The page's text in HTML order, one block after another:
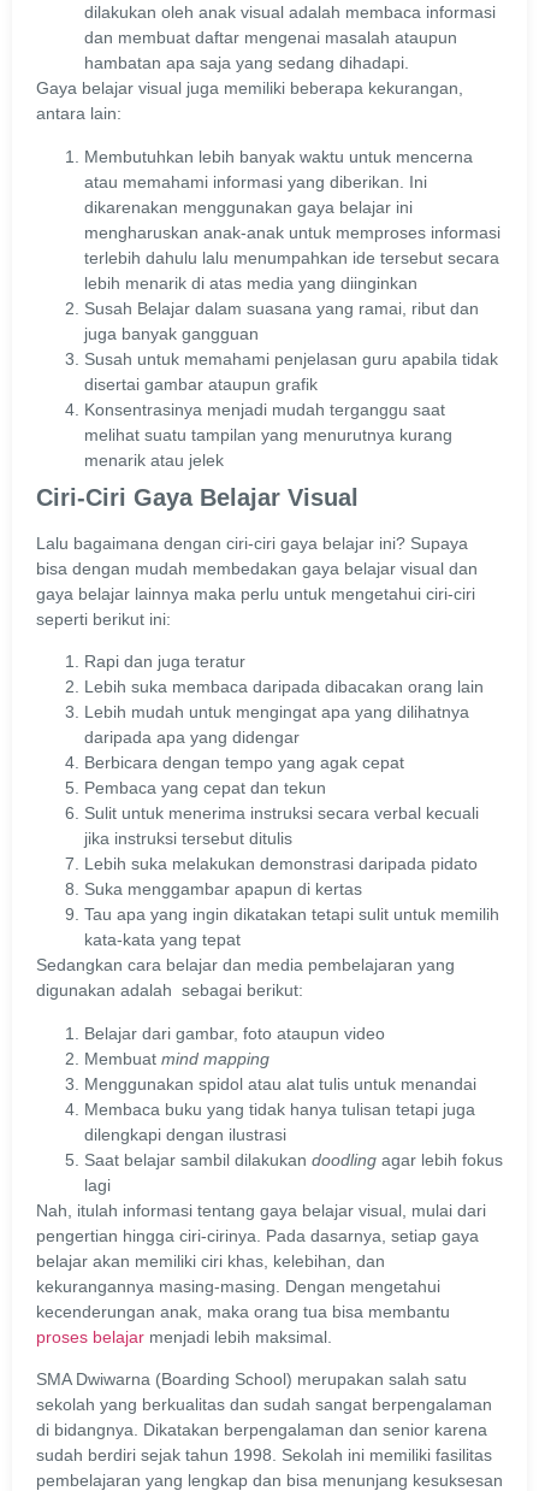
dilakukan oleh anak visual adalah membaca informasi
dan membuat daftar mengenai masalah ataupun
hambatan apa saja yang sedang dihadapi.
Gaya belajar visual juga memiliki beberapa kekurangan,
antara lain:
Membutuhkan lebih banyak waktu untuk mencerna
atau memahami informasi yang diberikan. Ini
dikarenakan menggunakan gaya belajar ini
mengharuskan anak-anak untuk memproses informasi
terlebih dahulu lalu menumpahkan ide tersebut secara
lebih menarik di atas media yang diinginkan
Susah Belajar dalam suasana yang ramai, ribut dan
juga banyak gangguan
Susah untuk memahami penjelasan guru apabila tidak
disertai gambar ataupun grafik
Konsentrasinya menjadi mudah terganggu saat
melihat suatu tampilan yang menurutnya kurang
menarik atau jelek
Ciri-Ciri Gaya Belajar Visual
Lalu bagaimana dengan ciri-ciri gaya belajar ini? Supaya
bisa dengan mudah membedakan gaya belajar visual dan
gaya belajar lainnya maka perlu untuk mengetahui ciri-ciri
seperti berikut ini:
Rapi dan juga teratur
Lebih suka membaca daripada dibacakan orang lain
Lebih mudah untuk mengingat apa yang dilihatnya
daripada apa yang didengar
Berbicara dengan tempo yang agak cepat
Pembaca yang cepat dan tekun
Sulit untuk menerima instruksi secara verbal kecuali
jika instruksi tersebut ditulis
Lebih suka melakukan demonstrasi daripada pidato
Suka menggambar apapun di kertas
Tau apa yang ingin dikatakan tetapi sulit untuk memilih
kata-kata yang tepat
Sedangkan cara belajar dan media pembelajaran yang
digunakan adalah sebagai berikut:
Belajar dari gambar, foto ataupun video
Membuat mind mapping
Menggunakan spidol atau alat tulis untuk menandai
Membaca buku yang tidak hanya tulisan tetapi juga
dilengkapi dengan ilustrasi
Saat belajar sambil dilakukan doodling agar lebih fokus
lagi
Nah, itulah informasi tentang gaya belajar visual, mulai dari
pengertian hingga ciri-cirinya. Pada dasarnya, setiap gaya
belajar akan memiliki ciri khas, kelebihan, dan
kekurangannya masing-masing. Dengan mengetahui
kecenderungan anak, maka orang tua bisa membantu
proses belajar menjadi lebih maksimal.
SMA Dwiwarna (Boarding School) merupakan salah satu
sekolah yang berkualitas dan sudah sangat berpengalaman
di bidangnya. Dikatakan berpengalaman dan senior karena
sudah berdiri sejak tahun 1998. Sekolah ini memiliki fasilitas
pembelajaran yang lengkap dan bisa menunjang kesuksesan